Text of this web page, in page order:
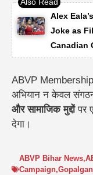
Alex
Joke as
Canadian
ABVP Membership
अभियान न केवल
और सामाजिक मुद्दोंपर
देगा।
ABVP Bihar News,
Campaign,